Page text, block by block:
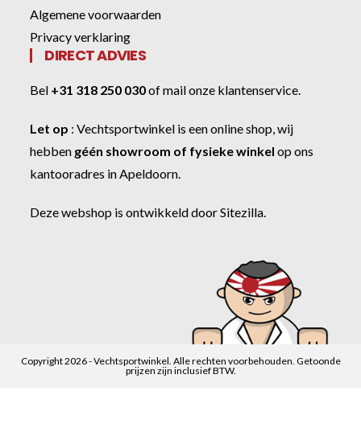
Algemene voorwaarden
Privacy verklaring
DIRECT ADVIES
Bel +31 318 250 030ofmail onze klantenservice
Let op :Vechtsportwinkel is een online shop, wij
hebben géén showroom of fysieke winkel op ons
kantooradres in Apeldoorn.
Deze webshop is ontwikkeld doorSitezilla
Copyright 2026 - Vechtsportwinkel. Alle rechten voorbehouden. Getoonde
prijzen zijn inclusief BTW.